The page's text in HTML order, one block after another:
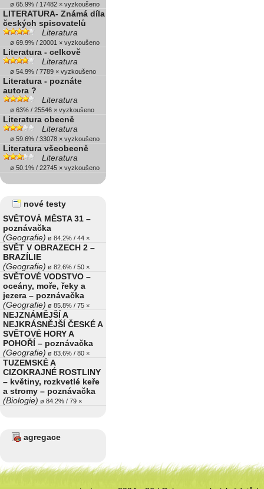
ø 65.9% / 17482 × vyzkoušeno
LITERATURA- Známá díla
českých spisovatelů
Literatura
ø 69.9% / 20001 × vyzkoušeno
Literatura - celkově
Literatura
ø 54.9% / 7789 × vyzkoušeno
Literatura - poznáte
autora ?
Literatura
ø 63% / 25546 × vyzkoušeno
Literatura obecně
Literatura
ø 59.6% / 33078 × vyzkoušeno
Literatura všeobecně
Literatura
ø 50.1% / 22745 × vyzkoušeno
nové testy
SVĚTOVÁ MĚSTA 31 –
poznávačka
(Geografie) ø 84.2% / 44 ×
SVĚT V OBRAZECH 2 –
BRAZÍLIE
(Geografie) ø 82.6% / 50 ×
SVĚTOVÉ VODSTVO –
oceány, moře, řeky a
jezera – poznávačka
(Geografie) ø 85.8% / 75 ×
NEJZNÁMĚJŠÍ A
NEJKRÁSNĚJŠÍ ČESKÉ A
SVĚTOVÉ HORY A
POHOŘÍ – poznávačka
(Geografie) ø 83.6% / 80 ×
TUZEMSKÉ A
CIZOKRAJNÉ ROSTLINY
– květiny, rozkvetlé keře
a stromy – poznávačka
(Biologie) ø 84.2% / 79 ×
agregace